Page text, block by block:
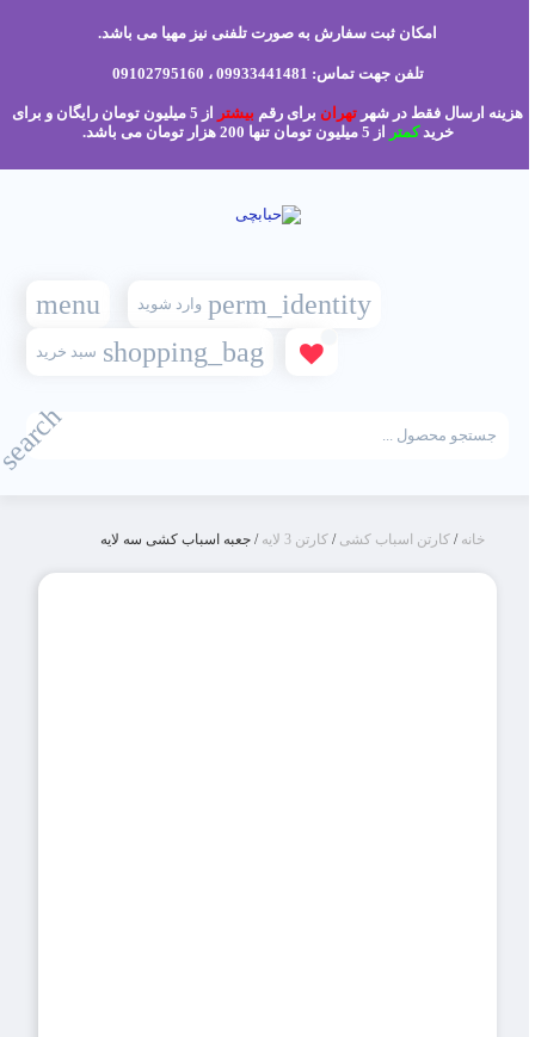
امکان ثبت سفارش به صورت تلفنی نیز مهیا می باشد.
تلفن جهت تماس: 09933441481 ، 09102795160
هزینه ارسال فقط در شهر تهرانبرای رقمبیشتر
از 5 میلیون تومان رایگان و برای
خریدکمتر از 5 میلیون تومان تنها 200 هزار تومان می باشد.
menu وارد شوید perm_identity
سبد خرید shopping_bag
search
خانه/کارتن اسباب کشی /کارتن 3 لایه / جعبه اسباب کشی سه لایه